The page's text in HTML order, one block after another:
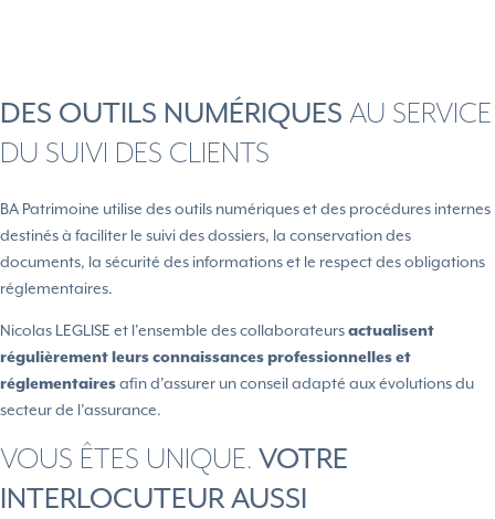
DES OUTILS NUMÉRIQUES AU SERVICE
DU SUIVI DES CLIENTS
BA Patrimoine utilise des outils numériques et des procédures internes
destinés à faciliter le suivi des dossiers, la conservation des
documents, la sécurité des informations et le respect des obligations
réglementaires.
Nicolas LEGLISE et l’ensemble des collaborateursactualisent
régulièrement leurs connaissances professionnelles et
réglementairesafin d’assurer un conseil adapté aux évolutions du
secteur de l’assurance.
VOUS ÊTES UNIQUE. VOTRE
INTERLOCUTEUR AUSSI